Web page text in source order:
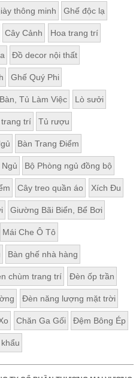
thông minh Ghế độc lạ
Cây Cảnh Hoa trang trí
Đồ decor nội thất
Ghế Quý Phi
Bàn, Tủ Làm Việc Lò sưởi
trí Tủ rượu
Bàn Trang Điểm
Bộ Phòng ngủ đồng bộ
Cây treo quần áo Xích Đu
Giường Bãi Biển, Bể Bơi
Mái Che Ô Tô
Bàn ghế nhà hàng
chùm trang trí Đèn ốp trần
Đèn năng lượng mặt trời
Chăn Ga Gối Đệm Bông Ép